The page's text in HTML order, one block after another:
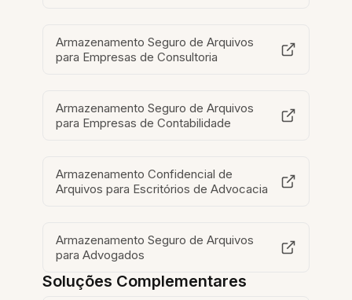
Armazenamento Seguro de Arquivos
para Empresas de Consultoria
Armazenamento Seguro de Arquivos
para Empresas de Contabilidade
Armazenamento Confidencial de
Arquivos para Escritórios de Advocacia
Armazenamento Seguro de Arquivos
para Advogados
Soluções Complementares